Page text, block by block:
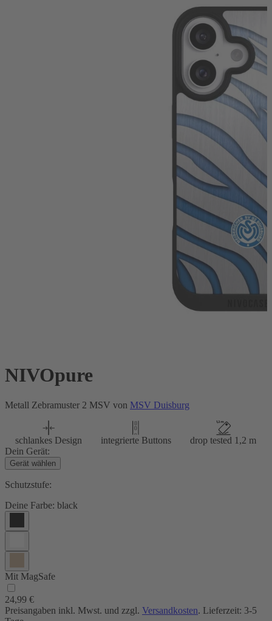
NIVOpure
Metall Zebramuster 2 MSV von MSV Duisburg
schlankes Design integrierte Buttons
drop tested 1,2 m
Dein Gerät:
Gerät wählen
Schutzstufe:
Deine Farbe: black
Mit MagSafe
24,99 €
Preisangaben inkl. Mwst. und zzgl. Versandkosten. Lieferzeit: 3-5